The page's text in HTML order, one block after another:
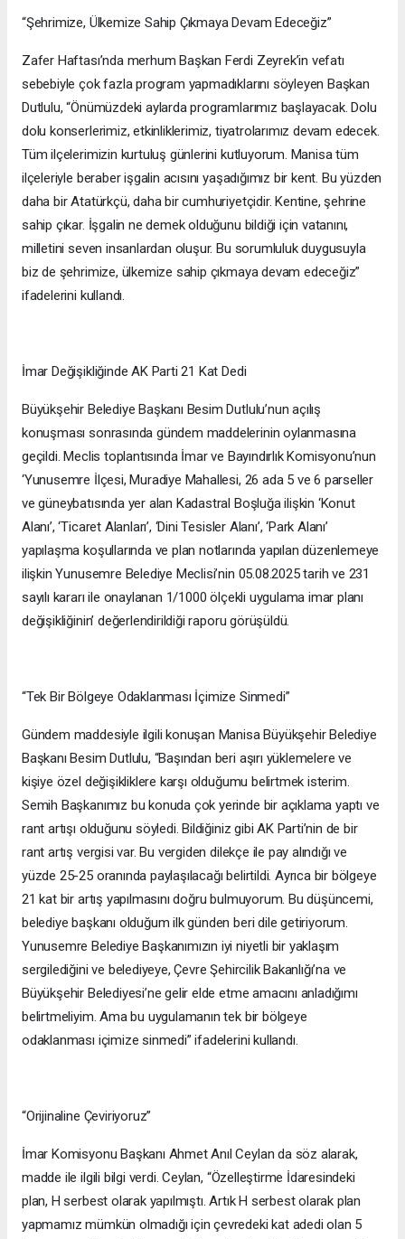
“Şehrimize, Ülkemize Sahip Çıkmaya Devam Edeceğiz”
Zafer Haftası’nda merhum Başkan Ferdi Zeyrek’in vefatı
sebebiyle çok fazla program yapmadıklarını söyleyen Başkan
Dutlulu, “Önümüzdeki aylarda programlarımız başlayacak. Dolu
dolu konserlerimiz, etkinliklerimiz, tiyatrolarımız devam edecek.
Tüm ilçelerimizin kurtuluş günlerini kutluyorum. Manisa tüm
ilçeleriyle beraber işgalin acısını yaşadığımız bir kent. Bu yüzden
daha bir Atatürkçü, daha bir cumhuriyetçidir. Kentine, şehrine
sahip çıkar. İşgalin ne demek olduğunu bildiği için vatanını,
milletini seven insanlardan oluşur. Bu sorumluluk duygusuyla
biz de şehrimize, ülkemize sahip çıkmaya devam edeceğiz”
ifadelerini kullandı.
İmar Değişikliğinde AK Parti 21 Kat Dedi
Büyükşehir Belediye Başkanı Besim Dutlulu’nun açılış
konuşması sonrasında gündem maddelerinin oylanmasına
geçildi. Meclis toplantısında İmar ve Bayındırlık Komisyonu’nun
‘Yunusemre İlçesi, Muradiye Mahallesi, 26 ada 5 ve 6 parseller
ve güneybatısında yer alan Kadastral Boşluğa ilişkin ‘Konut
Alanı’, ‘Ticaret Alanları’, ‘Dini Tesisler Alanı’, ‘Park Alanı’
yapılaşma koşullarında ve plan notlarında yapılan düzenlemeye
ilişkin Yunusemre Belediye Meclisi’nin 05.08.2025 tarih ve 231
sayılı kararı ile onaylanan 1/1000 ölçekli uygulama imar planı
değişikliğinin’ değerlendirildiği raporu görüşüldü.
“Tek Bir Bölgeye Odaklanması İçimize Sinmedi”
Gündem maddesiyle ilgili konuşan Manisa Büyükşehir Belediye
Başkanı Besim Dutlulu, “Başından beri aşırı yüklemelere ve
kişiye özel değişikliklere karşı olduğumu belirtmek isterim.
Semih Başkanımız bu konuda çok yerinde bir açıklama yaptı ve
rant artışı olduğunu söyledi. Bildiğiniz gibi AK Parti’nin de bir
rant artış vergisi var. Bu vergiden dilekçe ile pay alındığı ve
yüzde 25-25 oranında paylaşılacağı belirtildi. Ayrıca bir bölgeye
21 kat bir artış yapılmasını doğru bulmuyorum. Bu düşüncemi,
belediye başkanı olduğum ilk günden beri dile getiriyorum.
Yunusemre Belediye Başkanımızın iyi niyetli bir yaklaşım
sergilediğini ve belediyeye, Çevre Şehircilik Bakanlığı’na ve
Büyükşehir Belediyesi’ne gelir elde etme amacını anladığımı
belirtmeliyim. Ama bu uygulamanın tek bir bölgeye
odaklanması içimize sinmedi” ifadelerini kullandı.
“Orijinaline Çeviriyoruz”
İmar Komisyonu Başkanı Ahmet Anıl Ceylan da söz alarak,
madde ile ilgili bilgi verdi. Ceylan, “Özelleştirme İdaresindeki
plan, H serbest olarak yapılmıştı. Artık H serbest olarak plan
yapmamız mümkün olmadığı için çevredeki kat adedi olan 5